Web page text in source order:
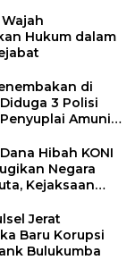
Hukum dalam
di
3 Polisi
Amunisi
Hibah KONI
Negara
Kejaksaan
Jerat
Baru Korupsi
Bulukumba